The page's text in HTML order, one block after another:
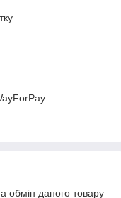
обмін даного товару